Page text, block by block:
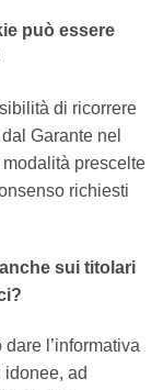
può essere
di ricorrere
Garante nel
prescelte
richiesti
sui titolari
l’informativa
ad